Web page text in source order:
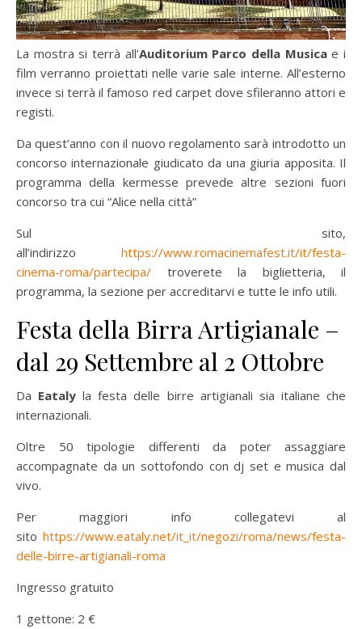
La mostra si terrà all’Auditorium Parco della Musicae i
film verranno proiettati nelle varie sale interne. All’esterno
invece si terrà il famoso red carpet dove sfileranno attori e
registi.
Da quest’anno con il nuovo regolamento sarà introdotto un
concorso internazionale giudicato da una giuria apposita. Il
programma della kermesse prevede altre sezioni fuori
concorso tra cui “Alice nella città”
Sul sito,
all’indirizzo https://www.romacinemafest.it/it/festa-
cinema-roma/partecipa/ troverete la biglietteria, il
programma, la sezione per accreditarvi e tutte le info utili.
Festa della Birra Artigianale –
dal 29 Settembre al 2 Ottobre
Da Eataly la festa delle birre artigianali sia italiane che
internazionali.
Oltre 50 tipologie differenti da poter assaggiare
accompagnate da un sottofondo con dj set e musica dal
vivo.
Per maggiori info collegatevi al
sito https://www.eataly.net/it_it/negozi/roma/news/festa-
delle-birre-artigianali-roma
Ingresso gratuito
1 gettone: 2 €